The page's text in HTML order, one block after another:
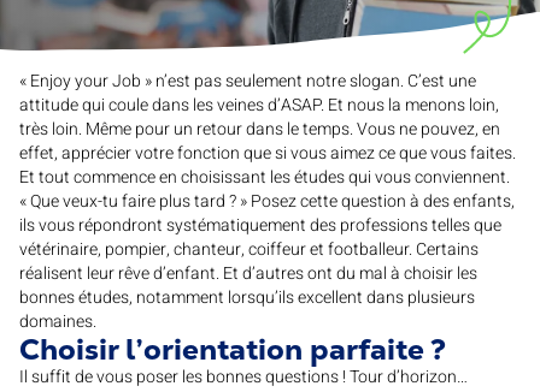
« Enjoy your Job » n’est pas seulement notre slogan. C’est une
attitude qui coule dans les veines d’ASAP. Et nous la menons loin,
très loin. Même pour un retour dans le temps. Vous ne pouvez, en
effet, apprécier votre fonction que si vous aimez ce que vous faites.
Et tout commence en choisissant les études qui vous conviennent.
« Que veux-tu faire plus tard ? » Posez cette question à des enfants,
ils vous répondront systématiquement des professions telles que
vétérinaire, pompier, chanteur, coiffeur et footballeur. Certains
réalisent leur rêve d’enfant. Et d’autres ont du mal à choisir les
bonnes études, notamment lorsqu’ils excellent dans plusieurs
domaines.
Choisir l’orientation parfaite ?
Il suffit de vous poser les bonnes questions ! Tour d’horizon…